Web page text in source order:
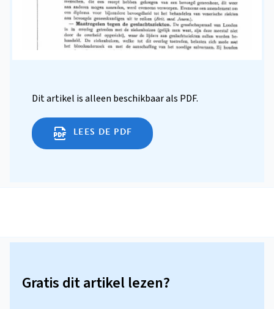
Dit artikel is alleen beschikbaar als PDF.
LEES DE PDF
Gratis dit artikel lezen?